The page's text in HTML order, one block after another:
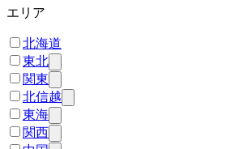
エリア
北海道
東北
関東
北信越
東海
関西